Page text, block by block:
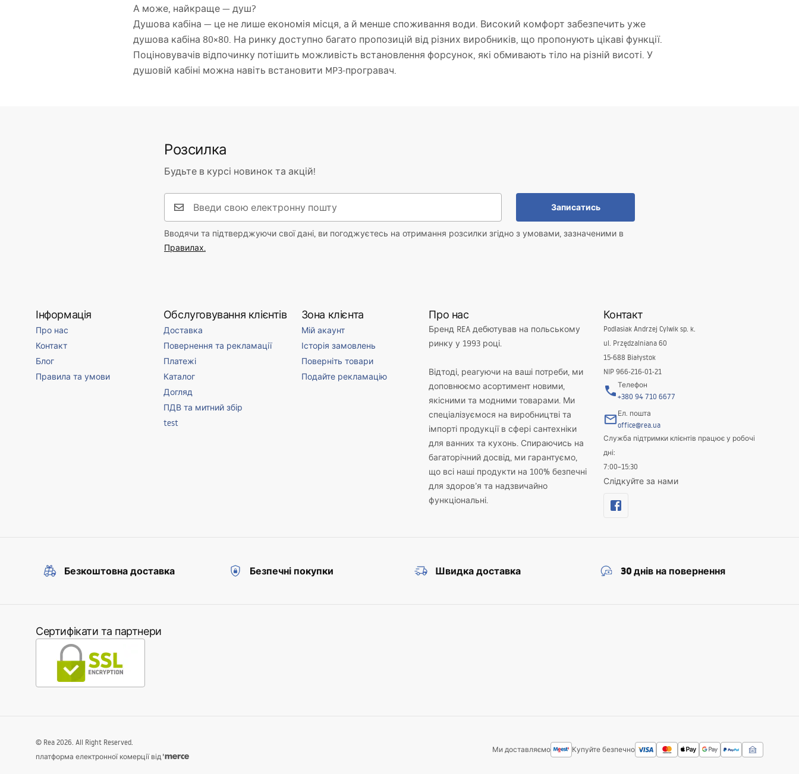
А може, найкраще — душ?
Душова кабіна — це не лише економія місця, а й менше споживання води. Високий комфорт забезпечить уже
душова кабіна 80×80. На ринку доступно багато пропозицій від різних виробників, що пропонують цікаві функції.
Поціновувачів відпочинку потішить можливість встановлення форсунок, які обмивають тіло на різній висоті. У
душовій кабіні можна навіть встановити MP3-програвач.
Розсилка
Будьте в курсі новинок та акцій!
Записатись
Вводячи та підтверджуючи свої дані, ви погоджуєтесь на отримання розсилки згідно з умовами, зазначеними в
Правилах.
Інформація
Про нас
Контакт
Блог
Правила та умови
Обслуговування клієнтів
Доставка
Повернення та рекламації
Платежі
Каталог
Догляд
ПДВ та митний збір
test
Зона клієнта
Мій акаунт
Історія замовлень
Поверніть товари
Подайте рекламацію
Про нас
Бренд REA дебютував на польському
ринку у 1993 році.
Відтоді, реагуючи на ваші потреби, ми
доповнюємо асортимент новими,
якісними та модними товарами. Ми
спеціалізуємося на виробництві та
імпорті продукції в сфері сантехніки
для ванних та кухонь. Спираючись на
багаторічний досвід, ми гарантуємо,
що всі наші продукти на 100% безпечні
для здоров’я та надзвичайно
функціональні.
Контакт
Podlasiak Andrzej Cylwik sp. k.
ul. Przędzalniana 60
15-688 Białystok
NIP 966-216-01-21
Телефон
+380 94 710 6677
Ел. пошта
office@rea.ua
Служба підтримки клієнтів працює у робочі
дні:
7:00–15:30
Слідкуйте за нами
Безкоштовна доставка Безпечні покупки Швидка доставка 30 днів на повернення
Сертифікати та партнери
Ми доставляємо Купуйте безпечно
© Rea 2026. All Right Reserved.
платформа електронної комерції від